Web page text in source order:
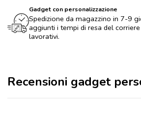
Gadget con personalizzazione
Spedizione da magazzino in 7-9
aggiunti i tempi di resa del
lavorativi.
Recensioni gadget